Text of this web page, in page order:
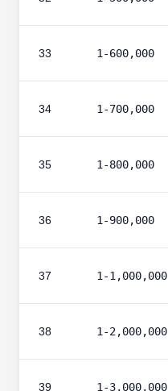
33 1-600,000
34 1-700,000
35 1-800,000
36 1-900,000
37 1-1,000,000
38 1-2,000,000
39 1-3,000,000